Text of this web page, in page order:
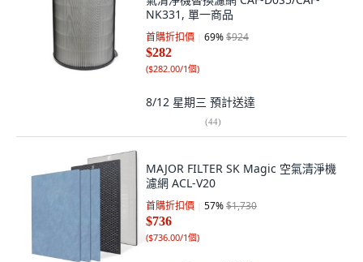
NK331, 單一商品
首購折扣價 69%$924
$282
($282.00/1個)
8/12 星期三 預計送達
(44)
MAJOR FILTER SK Magic 空氣清淨機
濾網 ACL-V20
首購折扣價 57%$1,730
$736
($736.00/1個)